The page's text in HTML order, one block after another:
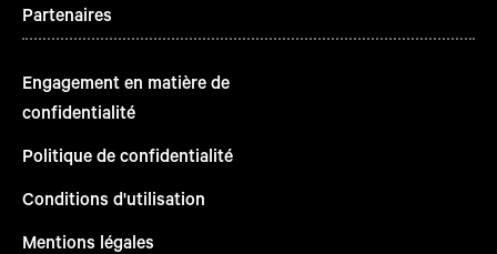
Partenaires
Engagement en matière de
confidentialité
Politique de confidentialité
Conditions d'utilisation
Mentions légales